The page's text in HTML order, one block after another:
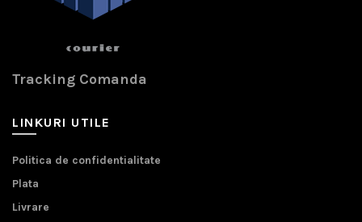
Tracking Comanda
LINKURI UTILE
Politica de confidentialitate
Plata
Livrare